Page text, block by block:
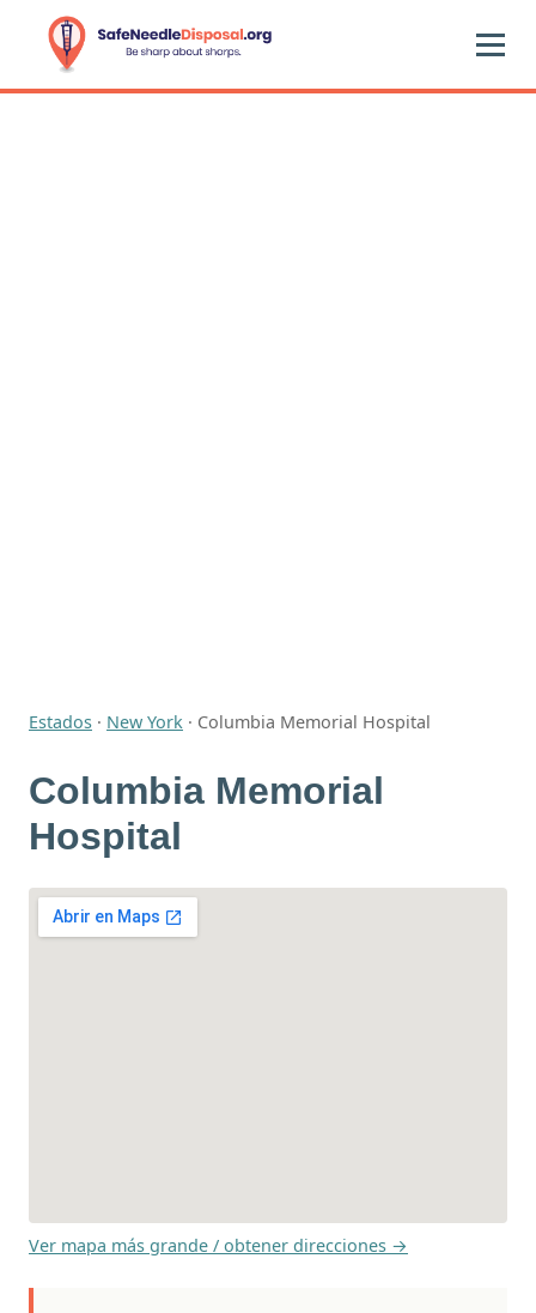
Estados · New York · Columbia Memorial Hospital
Columbia Memorial
Hospital
Ver mapa más grande / obtener direcciones →